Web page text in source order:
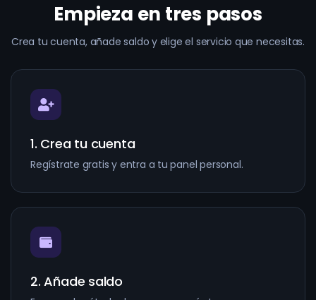
Empieza en tres pasos
Crea tu cuenta, añade saldo y elige el servicio que necesitas.
1. Crea tu cuenta
Regístrate gratis y entra a tu panel personal.
2. Añade saldo